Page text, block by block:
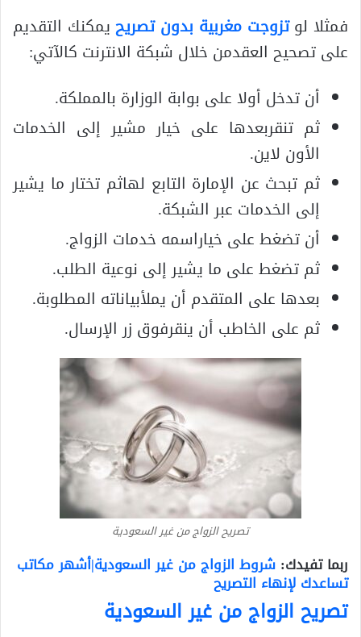
فمثلا لوتزوجت مغربية بدون تصريحيمكنك التقديم
على تصحيح العقدمن خلال شبكة الانترنت كالآتي:
أن تدخل أولا على بوابة الوزارة بالمملكة.
ثم تنقربعدها على خيار مشير إلى الخدمات
الأون لاين.
ثم تبحث عن الإمارة التابع لهاثم تختار ما يشير
إلى الخدمات عبر الشبكة.
أن تضغط على خياراسمه خدمات الزواج.
ثم تضغط على ما يشير إلى نوعية الطلب.
بعدها على المتقدم أن يملأبياناته المطلوبة.
ثم على الخاطب أن ينقرفوق زر الإرسال.
تصريح الزواج من غير السعودية
ربما تفيدك: شروط الزواج من غير السعودية|أشهر مكاتب
تساعدك لإنهاء التصريح
تصريح الزواج من غير السعودية